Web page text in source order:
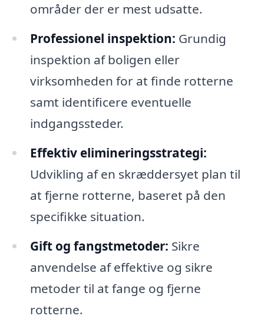
områder der er mest udsatte.
Professionel inspektion: Grundig
inspektion af boligen eller
virksomheden for at finde rotterne
samt identificere eventuelle
indgangssteder.
Effektiv elimineringsstrategi:
Udvikling af en skræddersyet plan til
at fjerne rotterne, baseret på den
specifikke situation.
Gift og fangstmetoder: Sikre
anvendelse af effektive og sikre
metoder til at fange og fjerne
rotterne.